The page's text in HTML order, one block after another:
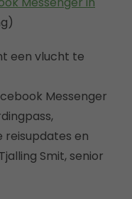
een vlucht te
Messenger
reisupdates en
Smit, senior